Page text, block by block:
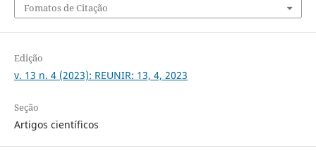
Fomatos de Citação
Edição
v. 13 n. 4 (2023): REUNIR: 13, 4, 2023
Seção
Artigos científicos